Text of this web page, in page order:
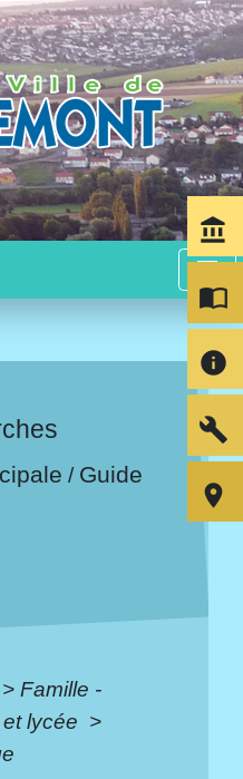
menu
/ Guide
> Famille -
lycée >
account_balance
import_contacts
info
build
room